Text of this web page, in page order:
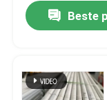
Beste